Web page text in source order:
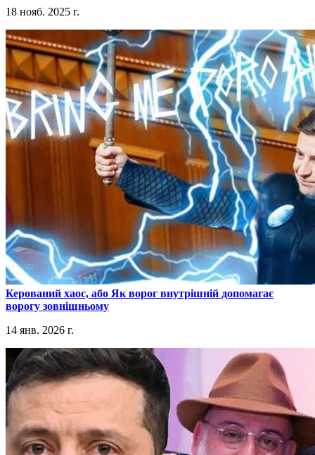
18 нояб. 2025 г.
​Керований хаос, або Як ворог внутрішній допомагає
ворогу зовнішньому
14 янв. 2026 г.